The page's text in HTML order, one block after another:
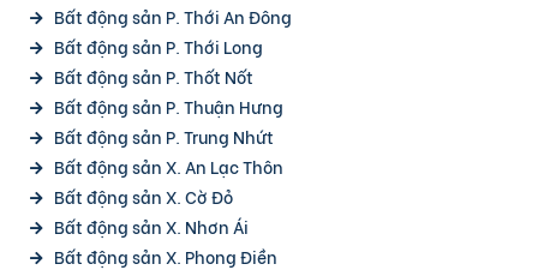
Bất động sản P. Thới An Đông
Bất động sản P. Thới Long
Bất động sản P. Thốt Nốt
Bất động sản P. Thuận Hưng
Bất động sản P. Trung Nhứt
Bất động sản X. An Lạc Thôn
Bất động sản X. Cờ Đỏ
Bất động sản X. Nhơn Ái
Bất động sản X. Phong Điền